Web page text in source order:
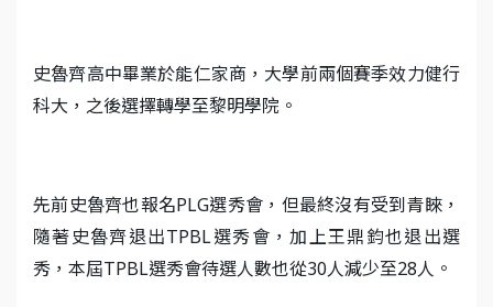
史魯齊高中畢業於能仁家商，大學前兩個賽季效力健行
科大，之後選擇轉學至黎明學院。
先前史魯齊也報名PLG選秀會，但最終沒有受到青睞，
隨著史魯齊退出TPBL選秀會，加上王鼎鈞也退出選
秀，本屆TPBL選秀會待選人數也從30人減少至28人。